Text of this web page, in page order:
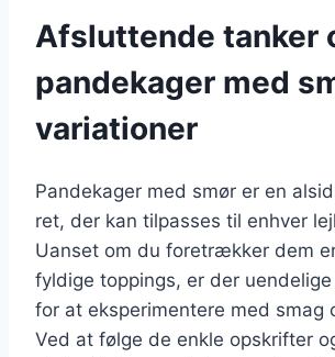
Afsluttende tanker
pandekager med
variationer
Pandekager med smør er en
ret, der kan tilpasses til enhver
Uanset om du foretrækker dem
fyldige toppings, er der
for at eksperimentere med smag
Ved at følge de enkle opskrifter